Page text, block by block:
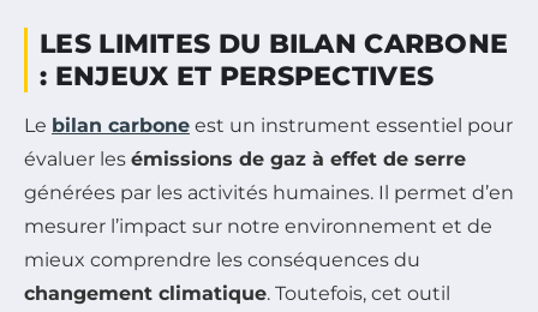
LES LIMITES DU BILAN CARBONE
: ENJEUX ET PERSPECTIVES
Le bilan carbone est un instrument essentiel pour
évaluer les émissions de gaz à effet de serre
générées par les activités humaines. Il permet d’en
mesurer l’impact sur notre environnement et de
mieux comprendre les conséquences du
changement climatique. Toutefois, cet outil